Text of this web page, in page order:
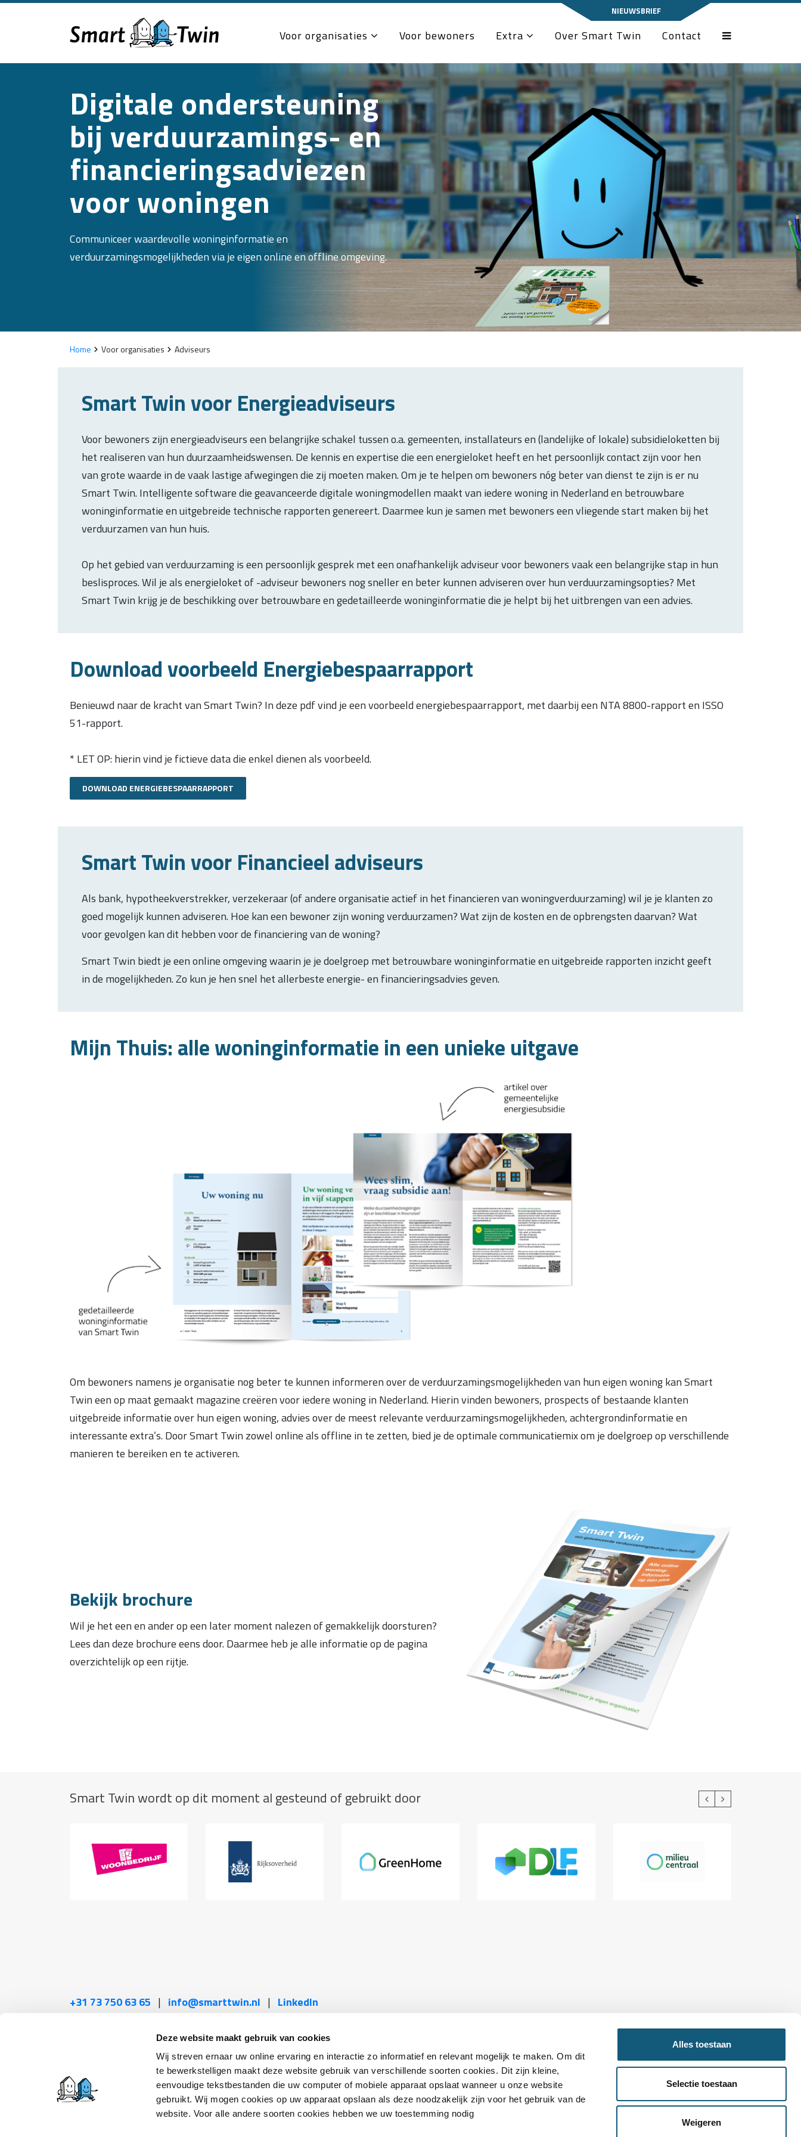
Deze website maakt gebruik van cookies
Wij streven ernaar uw online ervaring en interactie zo informatief en relevant mogelijk te maken. Om dit
te bewerkstelligen maakt deze website gebruik van verschillende soorten cookies. Dit zijn kleine,
eenvoudige tekstbestanden die uw computer of mobiele apparaat opslaat wanneer u onze website
gebruikt. Wij mogen cookies op uw apparaat opslaan als deze noodzakelijk zijn voor het gebruik van de
website. Voor alle andere soorten cookies hebben we uw toestemming nodig
Alles toestaan
Selectie toestaan
Weigeren
Voor organisaties Voor bewoners Extra Over Smart Twin Contact
NIEUWSBRIEF
Digitale ondersteuning
bij verduurzamings- en
financieringsadviezen
voor woningen
Communiceer waardevolle woninginformatie en
verduurzamingsmogelijkheden via je eigen online en offline omgeving.
Home Voor organisaties Adviseurs
Smart Twin voor Energieadviseurs
Voor bewoners zijn energieadviseurs een belangrijke schakel tussen o.a. gemeenten, installateurs en (landelijke of lokale) subsidieloketten bij
het realiseren van hun duurzaamheidswensen. De kennis en expertise die een energieloket heeft en het persoonlijk contact zijn voor hen
van grote waarde in de vaak lastige afwegingen die zij moeten maken. Om je te helpen om bewoners nóg beter van dienst te zijn is er nu
Smart Twin. Intelligente software die geavanceerde digitale woningmodellen maakt van iedere woning in Nederland en betrouwbare
woninginformatie en uitgebreide technische rapporten genereert. Daarmee kun je samen met bewoners een vliegende start maken bij het
verduurzamen van hun huis.
Op het gebied van verduurzaming is een persoonlijk gesprek met een onafhankelijk adviseur voor bewoners vaak een belangrijke stap in hun
beslisproces. Wil je als energieloket of -adviseur bewoners nog sneller en beter kunnen adviseren over hun verduurzamingsopties? Met
Smart Twin krijg je de beschikking over betrouwbare en gedetailleerde woninginformatie die je helpt bij het uitbrengen van een advies.
Download voorbeeld Energiebespaarrapport
Benieuwd naar de kracht van Smart Twin? In deze pdf vind je een voorbeeld energiebespaarrapport, met daarbij een NTA 8800-rapport en ISSO
51-rapport.
* LET OP: hierin vind je fictieve data die enkel dienen als voorbeeld.
DOWNLOAD ENERGIEBESPAARRAPPORT
Smart Twin voor Financieel adviseurs
Als bank, hypotheekverstrekker, verzekeraar (of andere organisatie actief in het financieren van woningverduurzaming) wil je je klanten zo
goed mogelijk kunnen adviseren. Hoe kan een bewoner zijn woning verduurzamen? Wat zijn de kosten en de opbrengsten daarvan? Wat
voor gevolgen kan dit hebben voor de financiering van de woning?
Smart Twin biedt je een online omgeving waarin je je doelgroep met betrouwbare woninginformatie en uitgebreide rapporten inzicht geeft
in de mogelijkheden. Zo kun je hen snel het allerbeste energie- en financieringsadvies geven.
Mijn Thuis: alle woninginformatie in een unieke uitgave
Om bewoners namens je organisatie nog beter te kunnen informeren over de verduurzamingsmogelijkheden van hun eigen woning kan Smart
Twin een op maat gemaakt magazine creëren voor iedere woning in Nederland. Hierin vinden bewoners, prospects of bestaande klanten
uitgebreide informatie over hun eigen woning, advies over de meest relevante verduurzamingsmogelijkheden, achtergrondinformatie en
interessante extra’s. Door Smart Twin zowel online als offline in te zetten, bied je de optimale communicatiemix om je doelgroep op verschillende
manieren te bereiken en te activeren.
Bekijk brochure
Wil je het een en ander op een later moment nalezen of gemakkelijk doorsturen?
Lees dan deze brochure eens door. Daarmee heb je alle informatie op de pagina
overzichtelijk op een rijtje.
Smart Twin wordt op dit moment al gesteund of gebruikt door
+31 73 750 63 65 | info@smarttwin.nl | LinkedIn
Woningcorporaties Adviseurs Fabrikanten & Installateurs
ISO 27001 NTA 8800 rekenkern 4.0-Zelfverklaring NEN-ISO 26000-Maatwerkadvies o.b.v. NTA 8800
NIEUWSBRIEF OVER SMART TWIN CONTACT